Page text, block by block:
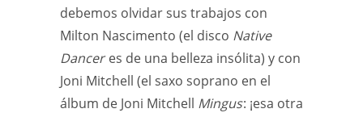
debemos olvidar sus trabajos con
Milton Nascimento (el disco Native
Danceres de una belleza insólita) y con
Joni Mitchell (el saxo soprano en el
álbum de Joni Mitchell Mingus: ¡esa otra